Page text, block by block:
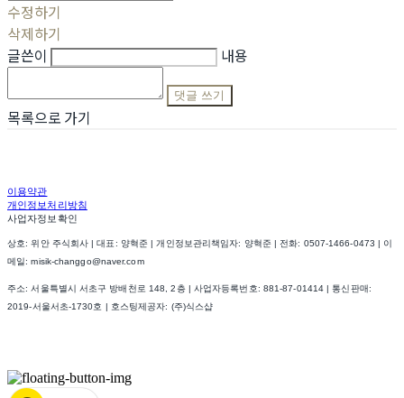
수정하기
삭제하기
글쓴이
내용
댓글 쓰기
목록으로 가기
이용약관
개인정보처리방침
사업자정보확인
상호: 위안 주식회사 | 대표: 양혁준 | 개인정보관리책임자: 양혁준 | 전화: 0507-1466-0473 | 이
메일: misik-changgo@naver.com
주소: 서울특별시 서초구 방배천로 148, 2층 | 사업자등록번호: 881-87-01414 | 통신판매:
2019-서울서초-1730호
| 호스팅제공자: (주)식스샵